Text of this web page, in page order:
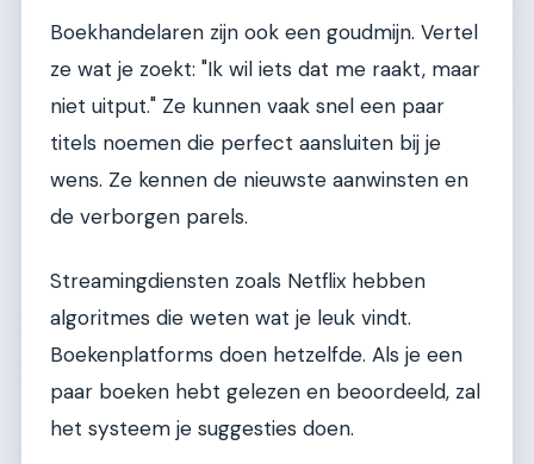
Boekhandelaren zijn ook een goudmijn. Vertel
ze wat je zoekt: "Ik wil iets dat me raakt, maar
niet uitput." Ze kunnen vaak snel een paar
titels noemen die perfect aansluiten bij je
wens. Ze kennen de nieuwste aanwinsten en
de verborgen parels.
Streamingdiensten zoals Netflix hebben
algoritmes die weten wat je leuk vindt.
Boekenplatforms doen hetzelfde. Als je een
paar boeken hebt gelezen en beoordeeld, zal
het systeem je suggesties doen.